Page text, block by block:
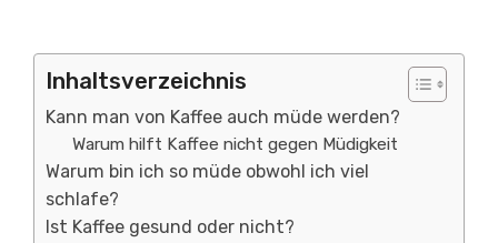
Inhaltsverzeichnis
Kann man von Kaffee auch müde werden?
Warum hilft Kaffee nicht gegen Müdigkeit
Warum bin ich so müde obwohl ich viel
schlafe?
Ist Kaffee gesund oder nicht?